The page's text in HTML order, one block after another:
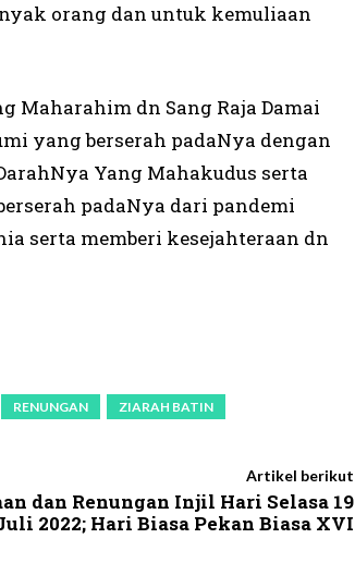
orang dan untuk kemuliaan
Maharahim dn Sang Raja Damai
yang berserah padaNya dengan
Yang Mahakudus serta
padaNya dari pandemi
serta memberi kesejahteraan dn
RENUNGAN ZIARAH BATIN
Artikel berikut
dan Renungan Injil Hari Selasa 19
2022; Hari Biasa Pekan Biasa XVI